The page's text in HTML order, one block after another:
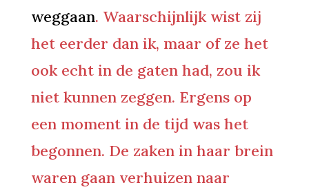
weggaan. Waarschijnlijk wist zij
het eerder dan ik, maar of ze het
ook echt in de gaten had, zou ik
niet kunnen zeggen. Ergens op
een moment in de tijd was het
begonnen. De zaken in haar brein
waren gaan verhuizen naar